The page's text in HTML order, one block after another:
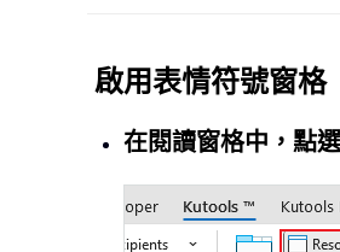
啟用表情符號窗格
在閱讀窗格中，點